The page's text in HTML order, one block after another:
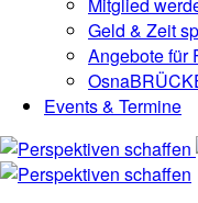
Geld & Zeit
Angebote für
Events & Termine